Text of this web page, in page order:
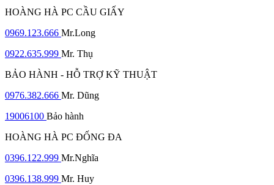
HOÀNG HÀ PC CẦU GIẤY
0969.123.666 Mr.Long
0922.635.999 Mr. Thụ
BẢO HÀNH - HỖ TRỢ KỸ THUẬT
0976.382.666 Mr. Dũng
19006100 Bảo hành
HOÀNG HÀ PC ĐỐNG ĐA
0396.122.999 Mr.Nghĩa
0396.138.999 Mr. Huy